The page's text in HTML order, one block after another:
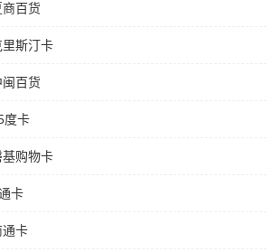
百货
斯汀卡
百货
度卡
购物卡
卡
通卡